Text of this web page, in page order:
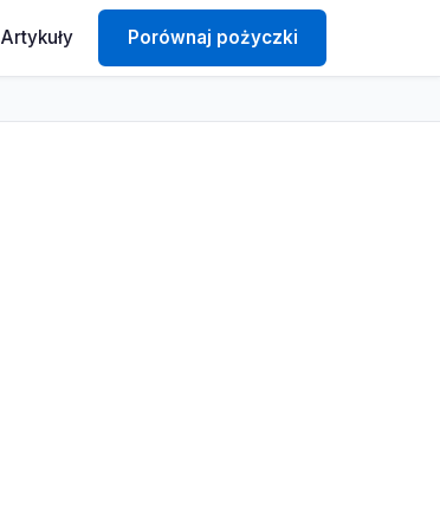
Artykuły Porównaj pożyczki